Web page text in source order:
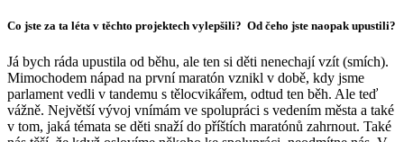
Co jste za ta léta v těchto projektech vylepšili? Od čeho jste naopak upustili?
Já bych ráda upustila od běhu, ale ten si děti nenechají vzít (smích).
Mimochodem nápad na první maratón vznikl v době, kdy jsme
parlament vedli v tandemu s tělocvikářem, odtud ten běh. Ale teď
vážně. Největší vývoj vnímám ve spolupráci s vedením města a také
v tom, jaká témata se děti snaží do příštích maratónů zahrnout. Také